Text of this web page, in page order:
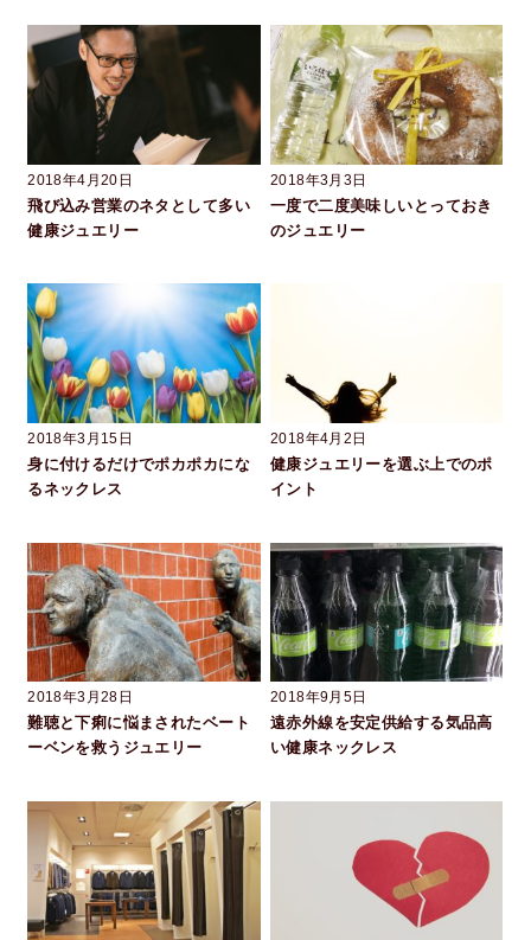
2018年4月20日
飛び込み営業のネタとして多い
健康ジュエリー
2018年3月3日
一度で二度美味しいとっておき
のジュエリー
2018年3月15日
身に付けるだけでポカポカにな
るネックレス
2018年4月2日
健康ジュエリーを選ぶ上でのポ
イント
2018年3月28日
難聴と下痢に悩まされたベート
ーベンを救うジュエリー
2018年9月5日
遠赤外線を安定供給する気品高
い健康ネックレス